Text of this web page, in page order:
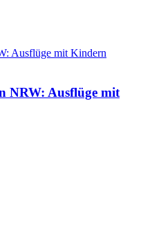
NRW: Ausflüge mit